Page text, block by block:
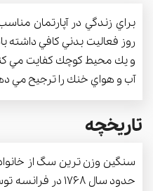
براي زندگي در آپارتمان
روز فعاليت بدني كافي داشته
و يك محيط كوچك كفايت مي
آب و هواي خنك را ترجيح مي
تاریخچه
سنگين وزن ترين سگ از